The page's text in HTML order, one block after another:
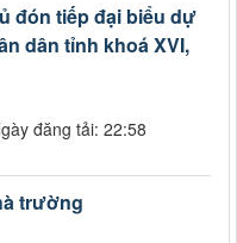
đón tiếp đại biểu dự
dân tỉnh khoá XVI,
đăng tải: 22:58
trường